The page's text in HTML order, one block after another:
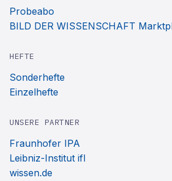
Probeabo
BILD DER WISSENSCHAFT
HEFTE
Sonderhefte
Einzelhefte
UNSERE PARTNER
Fraunhofer IPA
Leibniz-Institut ifl
wissen.de